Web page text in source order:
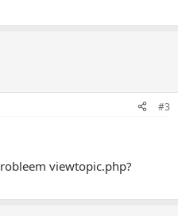
#3
viewtopic.php?